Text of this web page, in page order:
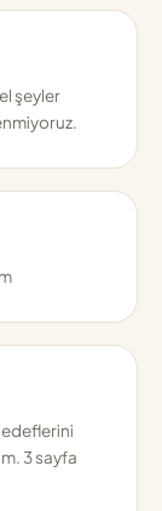
şeyler
3 sayfa